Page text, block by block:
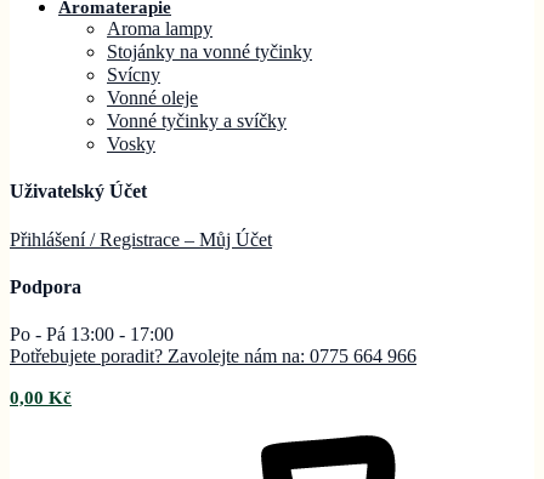
Aromaterapie
Aroma lampy
Stojánky na vonné tyčinky
Svícny
Vonné oleje
Vonné tyčinky a svíčky
Vosky
Uživatelský Účet
Přihlášení / Registrace – Můj Účet
Podpora
Po - Pá 13:00 - 17:00
Potřebujete poradit? Zavolejte nám na: 0775 664 966
0,00 Kč